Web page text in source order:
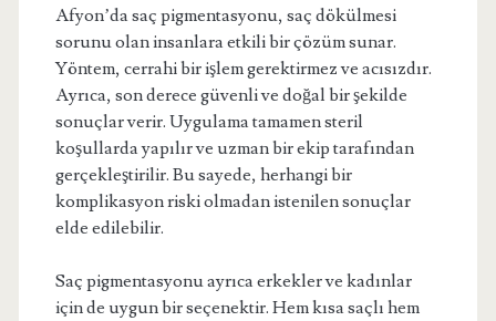
Afyon’da saç pigmentasyonu, saç dökülmesi
sorunu olan insanlara etkili bir çözüm sunar.
Yöntem, cerrahi bir işlem gerektirmez ve acısızdır.
Ayrıca, son derece güvenli ve doğal bir şekilde
sonuçlar verir. Uygulama tamamen steril
koşullarda yapılır ve uzman bir ekip tarafından
gerçekleştirilir. Bu sayede, herhangi bir
komplikasyon riski olmadan istenilen sonuçlar
elde edilebilir.
Saç pigmentasyonu ayrıca erkekler ve kadınlar
için de uygun bir seçenektir. Hem kısa saçlı hem